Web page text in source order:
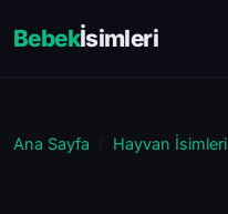
Bebekİsimleri
Ana Sayfa Hayvan İsimleri